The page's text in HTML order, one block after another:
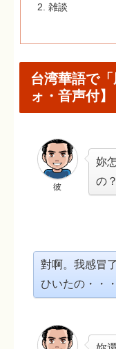
雑談
台湾華語で
ォ・音声付】
彼
妳
の
對啊。我感冒
ひいたの・・・